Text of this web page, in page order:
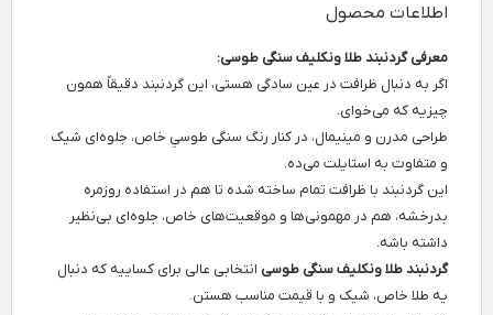
اطلاعات محصول
معرفی گردنبند طلا ونکلیف سنگی طوسی:
اگر به دنبال ظرافت در عین سادگی هستی، این گردنبند دقیقاً همون
چیزیه که می‌خوای.
طراحی مدرن و مینیمال، در کنار رنگ سنگی طوسیِ خاص، جلوه‌ای شیک
و متفاوت به استایلت می‌ده.
این گردنبند با ظرافت تمام ساخته شده تا هم در استفاده روزمره
بدرخشه، هم در مهمونی‌ها و موقعیت‌های خاص، جلوه‌ای بی‌نظیر
داشته باشه.
گردنبند طلا ونکلیف سنگی طوسی انتخابی عالی برای کساییه که دنبال
یه طلا خاص، شیک و با قیمت مناسب هستن.